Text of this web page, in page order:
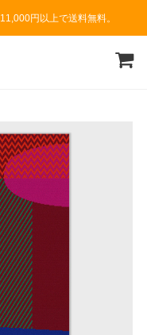
円以上で送料無料。